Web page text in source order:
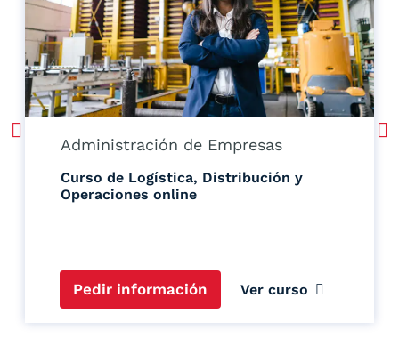
Administración de Empresas
Curso de Logística, Distribución y
Operaciones online
Pedir información Ver curso